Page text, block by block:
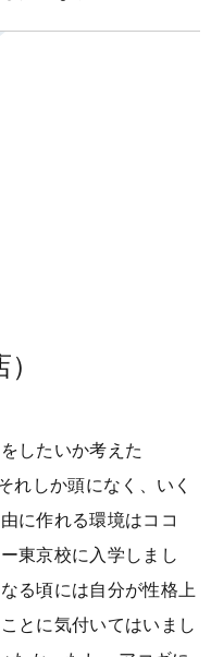
したいか考えた
れしか頭になく、いく
に作れる環境はココ
東京校に入学しまし
る頃には自分が性格上
とに気付いてはいまし